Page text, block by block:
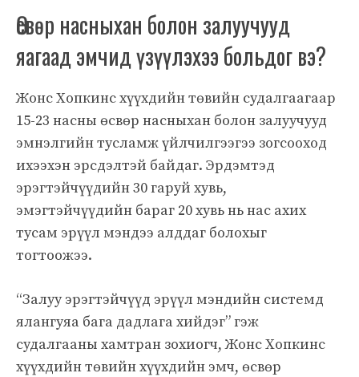
Өсвөр насныхан болон залуучууд
яагаад эмчид үзүүлэхээ больдог вэ?
Жонс Хопкинс хүүхдийн төвийн судалгаагаар
15-23 насны өсвөр насныхан болон залуучууд
эмнэлгийн тусламж үйлчилгээгээ зогсооход
ихээхэн эрсдэлтэй байдаг. Эрдэмтэд
эрэгтэйчүүдийн 30 гаруй хувь,
эмэгтэйчүүдийн бараг 20 хувь нь нас ахих
тусам эрүүл мэндээ алддаг болохыг
тогтоожээ.
“Залуу эрэгтэйчүүд эрүүл мэндийн системд
ялангуяа бага дадлага хийдэг” гэж
судалгааны хамтран зохиогч, Жонс Хопкинс
хүүхдийн төвийн хүүхдийн эмч, өсвөр